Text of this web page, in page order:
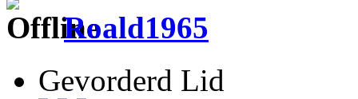
Roald1965
Gevorderd Lid